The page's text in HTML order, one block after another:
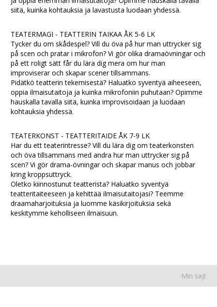
siitä, kuinka kohtauksia ja lavastusta luodaan yhdessä.
TEATERMAGI - TEATTERIN TAIKAA ÅK 5-6 LK
Tycker du om skådespel? Vill du öva på hur man uttrycker sig
på scen och pratar i mikrofon? Vi gör olika dramaövningar och
på ett roligt sätt får du lära dig mera om hur man
improviserar och skapar scener tillsammans.
Pidätkö teatterin tekemisestä? Haluatko syventyä aiheeseen,
oppia ilmaisutaitoja ja kuinka mikrofoniin puhutaan? Opimme
hauskalla tavalla siitä, kuinka improvisoidaan ja luodaan
kohtauksia yhdessä.
TEATERKONST - TEATTERITAIDE ÅK 7-9 LK
Har du ett teaterintresse? Vill du lära dig om teaterkonsten
och öva tillsammans med andra hur man uttrycker sig på
scen? Vi gör drama-övningar och skapar manus och jobbar
kring kroppsuttryck.
Oletko kiinnostunut teatterista? Haluatko syventyä
teatteritaiteeseen ja kehittää ilmaisutaitojasi? Teemme
draamaharjoituksia ja luomme käsikirjoituksia sekä
keskitymme keholliseen ilmaisuun.
Min sajt